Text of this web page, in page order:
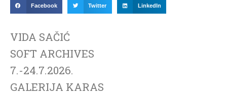
Facebook Twitter LinkedIn
VIDA SAČIĆ
SOFT ARCHIVES
7.-24.7.2026.
GALERIJA KARAS